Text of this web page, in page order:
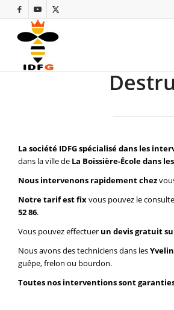
La société IDFG spécialisé dans les
dans la ville de La Boissière-École dans
Nous intervenons rapidement chez
Notre tarif est fixvous pouvez le
52 86.
Vous pouvez effectuer un devis gratuit
Nous avons des techniciens dans les
guêpe, frelon ou bourdon.
Toutes nos interventions sont